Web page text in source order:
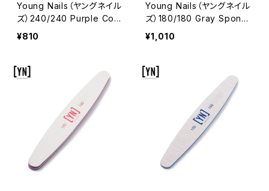
Young Nails（ヤングネイル
ズ）240/240 Purple Com
bo File（240/240 パープ
¥810
Young Nails（ヤングネイル
ズ）180/180 Gray Spong
e（180/180 グレースポン
ジ）
¥1,010